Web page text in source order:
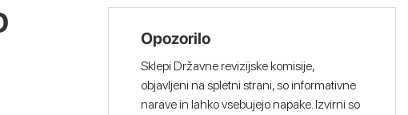
Opozorilo
Sklepi Državne revizijske komisije,
objavljeni na spletni strani, so informativne
narave in lahko vsebujejo napake. Izvirni so